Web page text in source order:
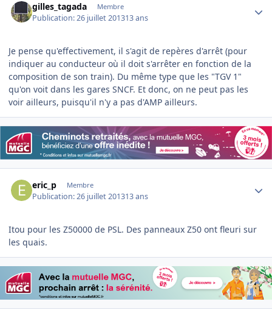
gilles_tagada Membre
Publication:26 juillet 201313 ans
Je pense qu'effectivement, il s'agit de repères d'arrêt (pour
indiquer au conducteur où il doit s'arrêter en fonction de la
composition de son train). Du même type que les "TGV 1"
qu'on voit dans les gares SNCF. Et donc, on ne peut pas les
voir ailleurs, puisqu'il n'y a pas d'AMP ailleurs.
eric_p Membre
Publication:26 juillet 201313 ans
Itou pour les Z50000 de PSL. Des panneaux Z50 ont fleuri sur
les quais.